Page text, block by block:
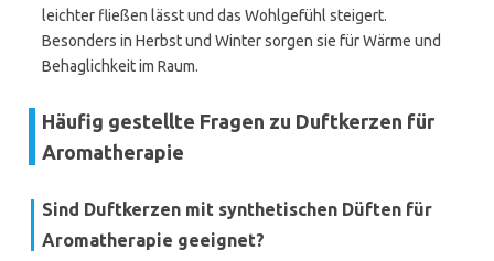
leichter fließen lässt und das Wohlgefühl steigert.
Besonders in Herbst und Winter sorgen sie für Wärme und
Behaglichkeit im Raum.
Häufig gestellte Fragen zu Duftkerzen für
Aromatherapie
Sind Duftkerzen mit synthetischen Düften für
Aromatherapie geeignet?